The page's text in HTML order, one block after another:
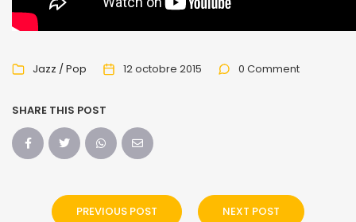
Jazz / Pop 12 octobre 2015 0 Comment
SHARE THIS POST
PREVIOUS POST NEXT POST